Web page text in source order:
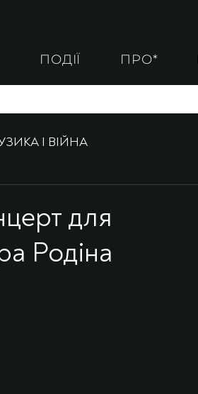
ПОДІЇ ПРО*
І ВІЙНА
для
Родіна